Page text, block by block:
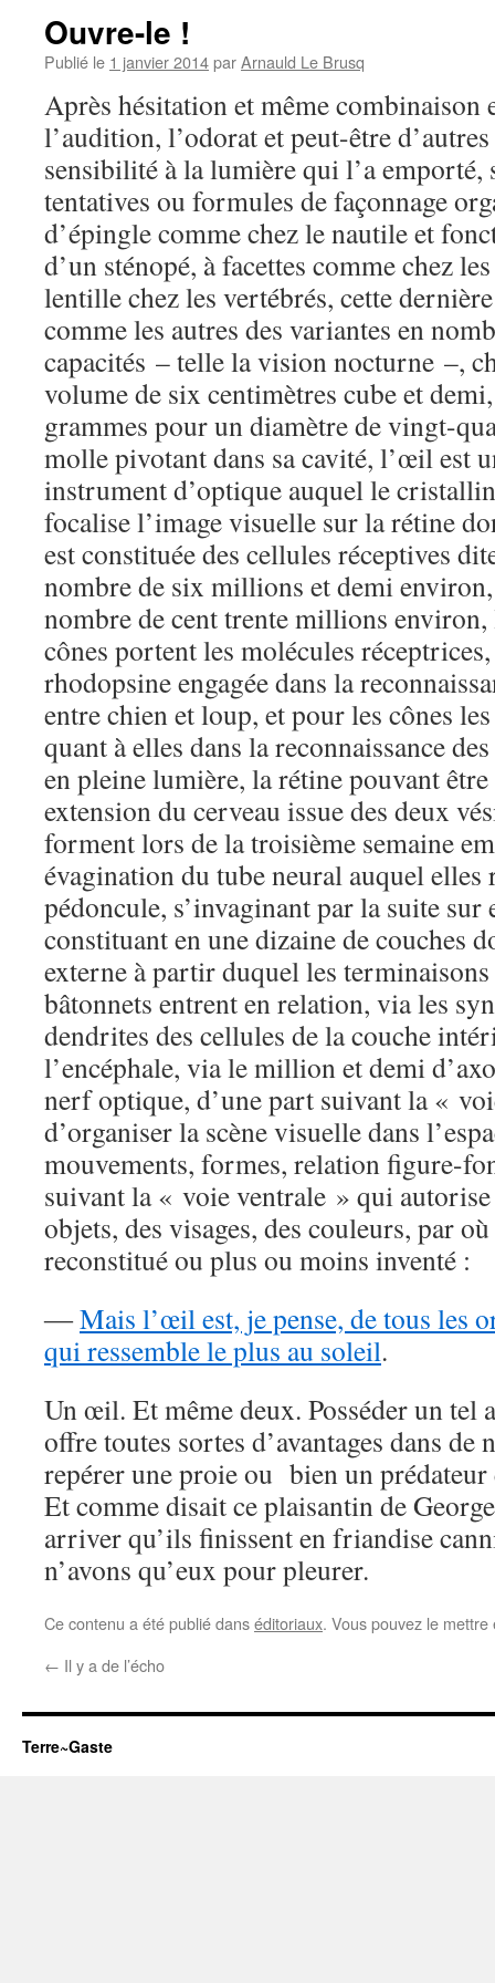
Ouvre-le !
Publié le 1 janvier 2014parArnauld Le Brusq
Après hésitation et même combinaison
l’audition, l’odorat et peut-être
sensibilité à la lumière qui l’a emporté,
tentatives ou formules de façonnage
d’épingle comme chez le nautile et
d’un sténopé, à facettes comme chez
lentille chez les vertébrés, cette
comme les autres des variantes en
capacités – telle la vision nocturne –,
volume de six centimètres cube et
grammes pour un diamètre de vingt-
molle pivotant dans sa cavité, l’œil est
instrument d’optique auquel le
focalise l’image visuelle sur la rétine
est constituée des cellules réceptives
nombre de six millions et demi
nombre de cent trente millions environ,
cônes portent les molécules
rhodopsine engagée dans la
entre chien et loup, et pour les cônes
quant à elles dans la reconnaissance
en pleine lumière, la rétine pouvant
extension du cerveau issue des deux
forment lors de la troisième semaine
évagination du tube neural auquel elles
pédoncule, s’invaginant par la suite sur
constituant en une dizaine de couches
externe à partir duquel les terminaisons
bâtonnets entrent en relation, via les
dendrites des cellules de la couche
l’encéphale, via le million et demi
nerf optique, d’une part suivant la «
d’organiser la scène visuelle dans
mouvements, formes, relation figure-
suivant la « voie ventrale » qui autorise
objets, des visages, des couleurs, par
reconstitué ou plus ou moins inventé :
―Mais l’œil est, je pense, de tous les
qui ressemble le plus au soleil.
Un œil. Et même deux. Posséder un tel
offre toutes sortes d’avantages dans de
repérer une proie ou bien un prédateur
Et comme disait ce plaisantin de
arriver qu’ils finissent en friandise
n’avons qu’eux pour pleurer.
Ce contenu a été publié danséditoriaux. Vous pouvez le
← Il y a de l’écho
Terre~Gaste